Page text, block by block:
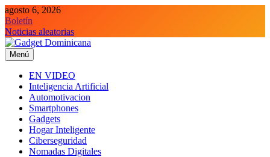
Saltar
al
contenido
agosto 6, 2026
Boletín
Noticias aleatorias
Gadget Dominicana
Gadgets y Tecnología de consumo
Menú
EN VIDEO
Inteligencia Artificial
Automotivacion
Smartphones
Gadgets
Hogar Inteligente
Ciberseguridad
Nomadas Digitales